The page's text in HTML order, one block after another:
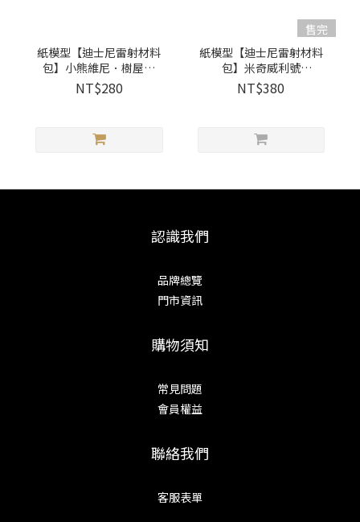
紙模型【迪士尼雷射材料
包】小熊維尼．樹屋｜
9027807 紙風景
NT$280
售完
紙模型【迪士尼雷射材料
包】米奇威利號
│9027805 紙風景
NT$380
認識我們
品牌總覽
門市資訊
購物須知
常見問題
會員權益
聯絡我們
客服表單